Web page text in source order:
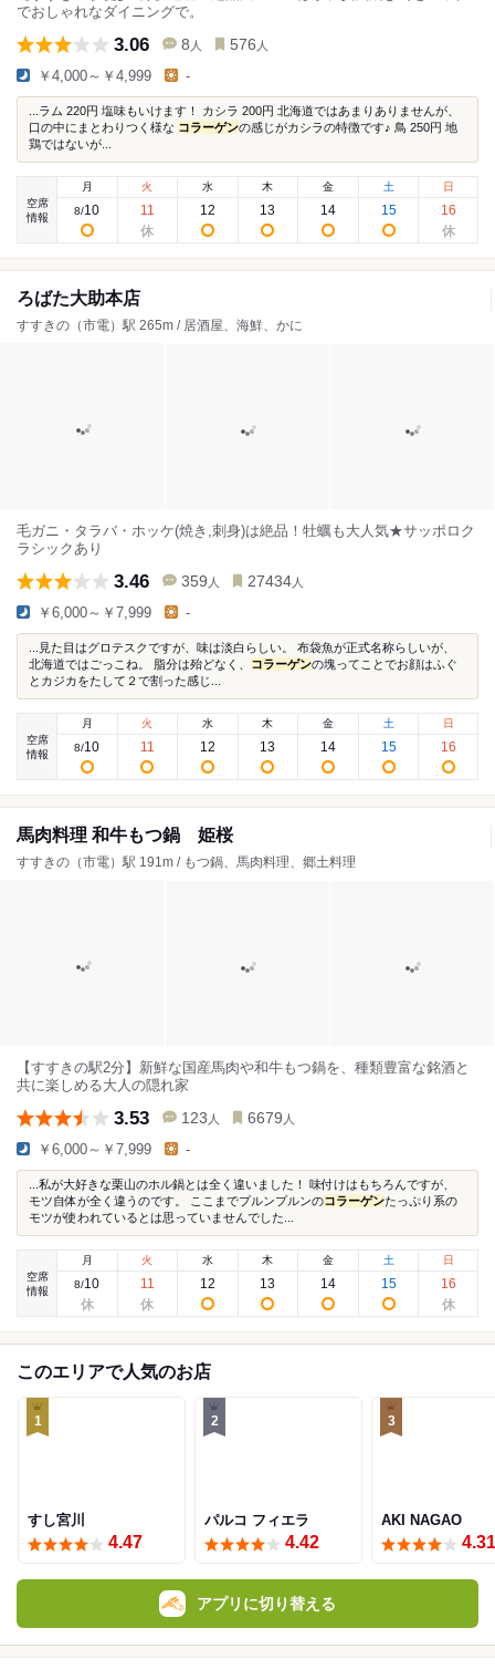
でおしゃれなダイニングで。
3.06 8 人 576 人
￥4,000～￥4,999 -
...ラム 220円 塩味もいけます！ カシラ 200円 北海道ではあまりありませんが、
口の中にまとわりつく様な コラーゲンの感じがカシラの特徴です♪ 鳥 250円 地
鶏ではないが...
空席
情報
月
8/10
火
11
水
12
木
13
金
14
土
15
日
16
ろばた大助本店
すすきの（市電）駅 265m / 居酒屋、海鮮、かに
毛ガニ・タラバ・ホッケ(焼き,刺身)は絶品！牡蠣も大人気★サッポロク
ラシックあり
3.46 359 人 27434 人
￥6,000～￥7,999 -
...見た目はグロテスクですが、味は淡白らしい。 布袋魚が正式名称らしいが、
北海道ではごっこね。 脂分は殆どなく、 コラーゲンの塊ってことでお顔はふぐ
とカジカをたして２で割った感じ...
空席
情報
月
8/10
火
11
水
12
木
13
金
14
土
15
日
16
馬肉料理 和牛もつ鍋 姫桜
すすきの（市電）駅 191m / もつ鍋、馬肉料理、郷土料理
【すすきの駅2分】新鮮な国産馬肉や和牛もつ鍋を、種類豊富な銘酒と
共に楽しめる大人の隠れ家
3.53 123 人 6679 人
￥6,000～￥7,999 -
...私が大好きな栗山のホル鍋とは全く違いました！ 味付けはもちろんですが、
モツ自体が全く違うのです。 ここまでプルンプルンのコラーゲンたっぷり系の
モツが使われているとは思っていませんでした...
空席
情報
月
8/10
火
11
水
12
木
13
金
14
土
15
日
16
このエリアで人気のお店
1
すし宮川
4.47
2
パルコ フィエラ
4.42
3
AKI NAGAO
4.31
アプリに切り替える